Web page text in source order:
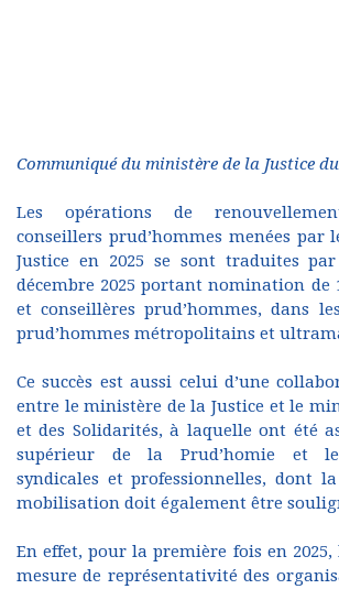
Communiqué du ministère de la Justice
Les opérations de
conseillers prud’hommes menées par
Justice en 2025 se sont traduites
décembre 2025 portant nomination de
et conseillères prud’hommes, dans
prud’hommes métropolitains et
Ce succès est aussi celui d’une
entre le ministère de la Justice et le
et des Solidarités, à laquelle ont été
supérieur de la Prud’homie et
syndicales et professionnelles, dont
mobilisation doit également être
En effet, pour la première fois en 2025,
mesure de représentativité des